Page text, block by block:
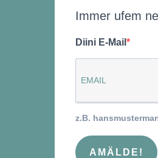
Immer ufem
Diini E-Mail
z.B.
AMÄLDE!